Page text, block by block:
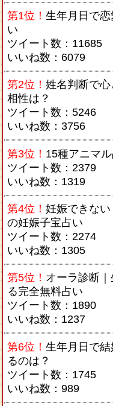
第1位！ 生年月日で
い
ツイート数：11685
いいね数：6079
第2位！ 姓名判断で
相性は？
ツイート数：5246
いいね数：3756
第3位！ 15種アニマ
ツイート数：2379
いいね数：1319
第4位！ 妊娠できな
の妊娠子宝占い
ツイート数：2274
いいね数：1305
第5位！ オーラ診断
る完全無料占い
ツイート数：1890
いいね数：1237
第6位！ 生年月日で
るのは？
ツイート数：1745
いいね数：989